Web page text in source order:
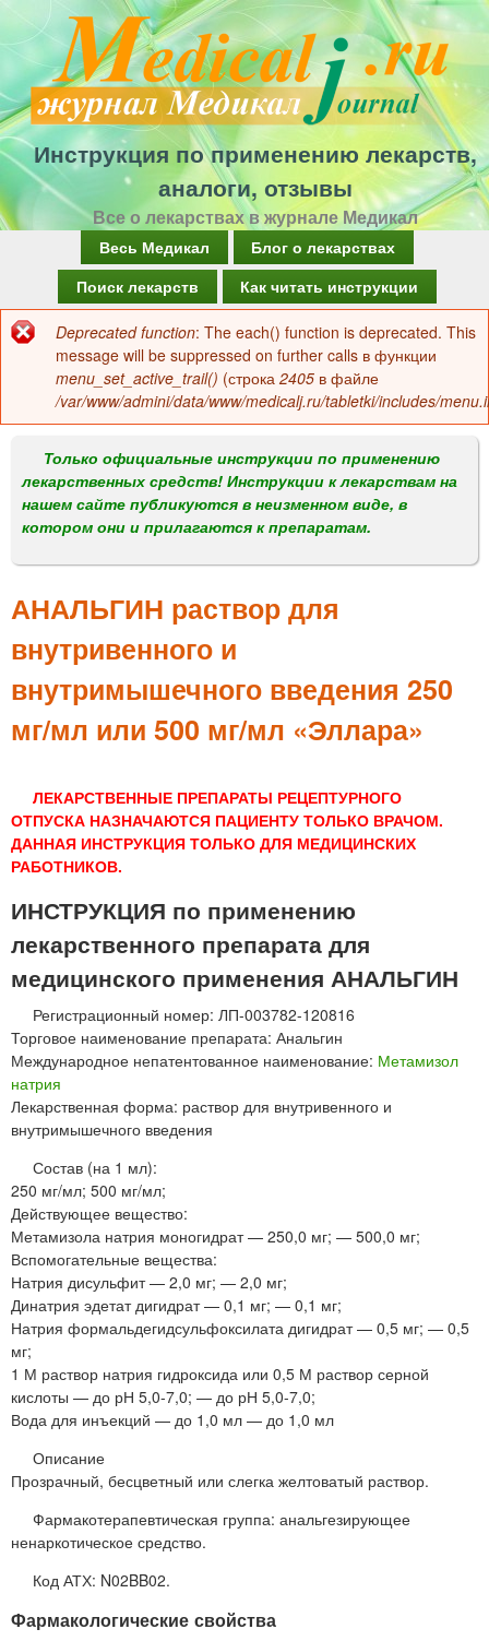
Перейти
к
основному
содержанию
Инструкция по применению лекарств,
аналоги, отзывы
Все о лекарствах в журнале Медикал
а
в
о
м
е
н
Весь Медикал
Блог о лекарствах
Поиск лекарств
Как читать инструкции
Сообщение
об
ошибке
Deprecated function: The each() function is deprecated. This
message will be suppressed on further calls в функции
menu_set_active_trail() (строка 2405 в файле
/var/www/admini/data/www/medicalj.ru/tabletki/includes/
Только официальные инструкции по применению
лекарственных средств! Инструкции к лекарствам на
нашем сайте публикуются в неизменном виде, в
котором они и прилагаются к препаратам.
АНАЛЬГИН раствор для
внутривенного и
внутримышечного введения 250
мг/мл или 500 мг/мл «Эллара»
ЛЕКАРСТВЕННЫЕ ПРЕПАРАТЫ РЕЦЕПТУРНОГО
ОТПУСКА НАЗНАЧАЮТСЯ ПАЦИЕНТУ ТОЛЬКО ВРАЧОМ.
ДАННАЯ ИНСТРУКЦИЯ ТОЛЬКО ДЛЯ МЕДИЦИНСКИХ
РАБОТНИКОВ.
ИНСТРУКЦИЯ по применению
лекарственного препарата для
медицинского применения АНАЛЬГИН
Регистрационный номер: ЛП-003782-120816
Торговое наименование препарата: Анальгин
Международное непатентованное наименование: Метамизол
натрия
Лекарственная форма: раствор для внутривенного и
внутримышечного введения
Состав (на 1 мл):
250 мг/мл; 500 мг/мл;
Действующее вещество:
Метамизола натрия моногидрат — 250,0 мг; — 500,0 мг;
Вспомогательные вещества:
Натрия дисульфит — 2,0 мг; — 2,0 мг;
Динатрия эдетат дигидрат — 0,1 мг; — 0,1 мг;
Натрия формальдегидсульфоксилата дигидрат — 0,5 мг; — 0,5
мг;
1 М раствор натрия гидроксида или 0,5 М раствор серной
кислоты — до рН 5,0-7,0; — до рН 5,0-7,0;
Вода для инъекций — до 1,0 мл — до 1,0 мл
Описание
Прозрачный, бесцветный или слегка желтоватый раствор.
Фармакотерапевтическая группа: анальгезирующее
ненаркотическое средство.
Код АТХ: N02BB02.
Фармакологические свойства